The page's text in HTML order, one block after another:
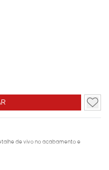
de vivo no acabamento e